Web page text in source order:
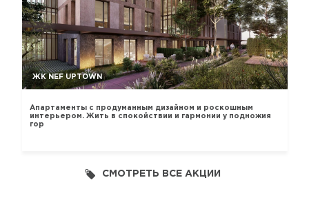
ЖК NEF UPTOWN
Апартаменты с продуманным дизайном и роскошным
интерьером. Жить в спокойствии и гармонии у подножия
гор
СМОТРЕТЬ ВСЕ АКЦИИ